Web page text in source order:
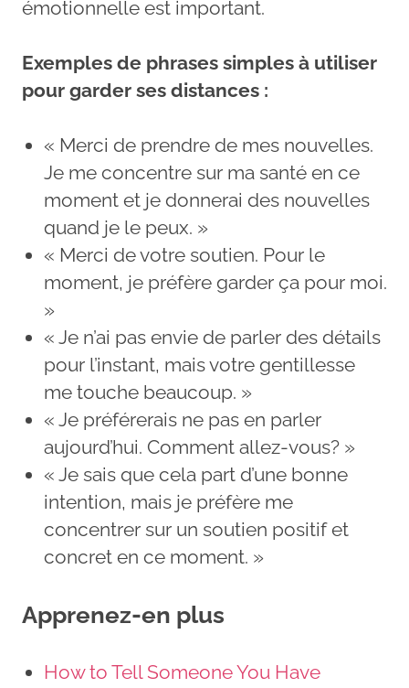
émotionnelle est important.
Exemples de phrases simples à utiliser
pour garder ses distances :
« Merci de prendre de mes nouvelles.
Je me concentre sur ma santé en ce
moment et je donnerai des nouvelles
quand je le peux. »
« Merci de votre soutien. Pour le
moment, je préfère garder ça pour moi.
»
« Je n’ai pas envie de parler des détails
pour l’instant, mais votre gentillesse
me touche beaucoup. »
« Je préférerais ne pas en parler
aujourd’hui. Comment allez-vous? »
« Je sais que cela part d’une bonne
intention, mais je préfère me
concentrer sur un soutien positif et
concret en ce moment. »
Apprenez-en plus
How to Tell Someone You Have